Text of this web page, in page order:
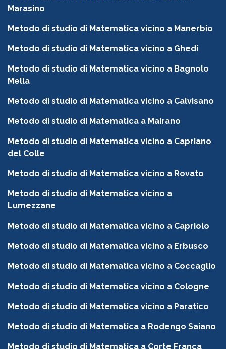
Marasino
Metodo di studio di Matematica vicino a Manerbio
Metodo di studio di Matematica vicino a Ghedi
Metodo di studio di Matematica vicino a Bagnolo
Mella
Metodo di studio di Matematica vicino a Calvisano
Metodo di studio di Matematica a Mairano
Metodo di studio di Matematica vicino a Capriano
del Colle
Metodo di studio di Matematica vicino a Rovato
Metodo di studio di Matematica vicino a
Lumezzane
Metodo di studio di Matematica vicino a Capriolo
Metodo di studio di Matematica vicino a Erbusco
Metodo di studio di Matematica vicino a Coccaglio
Metodo di studio di Matematica vicino a Cologne
Metodo di studio di Matematica vicino a Paratico
Metodo di studio di Matematica a Rodengo Saiano
Metodo di studio di Matematica a Corte Franca